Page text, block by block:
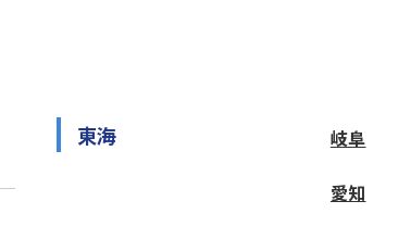
東海 岐阜
愛知